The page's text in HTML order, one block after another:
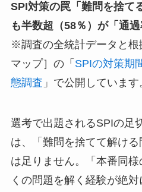
SPI対策の罠「難問を捨て
も半数超（58％）が「通過
※調査の全統計データと根
マップ］の「 SPIの対策期
態調査 」で公開しています
選考で出題されるSPIの足
は、「難問を捨てて解け
は足りません。「本番同
くの問題を解く経験が絶対